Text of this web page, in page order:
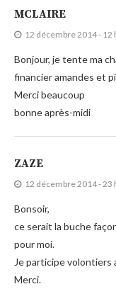
MCLAIRE
12 décembre 2014 - 12
Bonjour, je tente ma
financier amandes et
Merci beaucoup
bonne après-midi
ZAZE
12 décembre 2014 - 23
Bonsoir,
ce serait la buche
pour moi.
Je participe volontiers
Merci.